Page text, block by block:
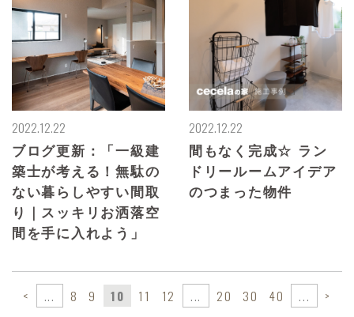
2022.12.22
ブログ更新：「一級建
築士が考える！無駄の
ない暮らしやすい間取
り｜スッキリお洒落空
間を手に入れよう」
2022.12.22
間もなく完成☆ ラン
ドリールームアイデア
のつまった物件
< ... 8 9 10 11 12 ... 20 30 40 ... >